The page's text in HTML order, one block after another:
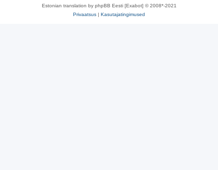
Estonian translation by phpBB Eesti [Exabot] © 2008*-2021
Privaatsus | Kasutajatingimused